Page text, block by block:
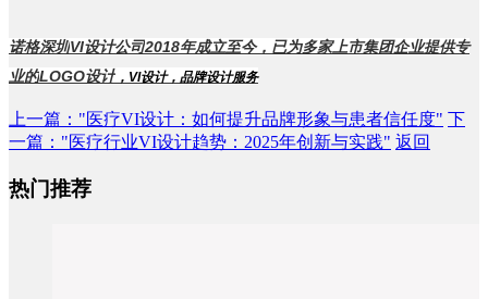
诺格深圳VI设计公司2018年成立至今，已为多家上市集团企业提供专
业的LOGO设计 ， VI设计， 品牌设计服务
上一篇 ："医疗VI设计：如何提升品牌形象与患者信任度" 下
一篇 ："医疗行业VI设计趋势：2025年创新与实践" 返回
热门推荐